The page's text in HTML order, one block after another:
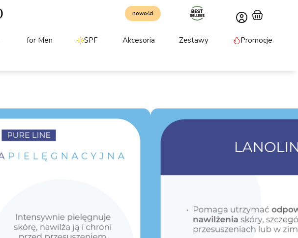
nowości
for Men SPF Akcesoria Zestawy
Promocje
LINE Lanolina pielęgnacyjna
z dodatkiem witaminy E to intensywnie natłuszczająca formuła
Idealna do codziennej pielęgnacji ust, dłoni i miejsc
troski.
Lanolina, Witamina E
Zł
przed wprowadzeniem promocji:16.99